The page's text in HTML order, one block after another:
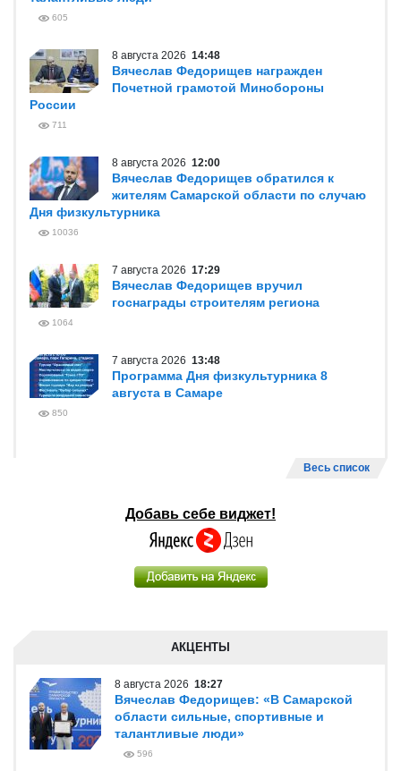
605
8 августа 2026 14:48
Вячеслав Федорищев награжден
Почетной грамотой Минобороны
России
711
8 августа 2026 12:00
Вячеслав Федорищев обратился к
жителям Самарской области по случаю
Дня физкультурника
10036
7 августа 2026 17:29
Вячеслав Федорищев вручил
госнаграды строителям региона
1064
7 августа 2026 13:48
Программа Дня физкультурника 8
августа в Самаре
850
Весь список
Добавь себе виджет!
АКЦЕНТЫ
8 августа 2026 18:27
Вячеслав Федорищев: «В Самарской
области сильные, спортивные и
талантливые люди»
596